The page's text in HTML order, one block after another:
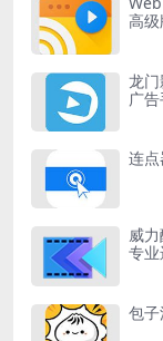
高级
龙
广
连
威
专
包